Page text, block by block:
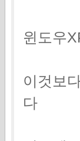
윈도우
이것보
다